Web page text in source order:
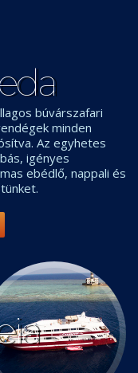
búvárszafari
minden
Az egyhetes
igényes
ebédlő, nappali és